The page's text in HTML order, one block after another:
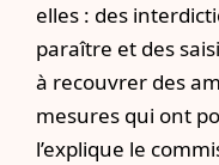
elles : des
paraître et des
à recouvrer des
mesures qui ont
l’explique le